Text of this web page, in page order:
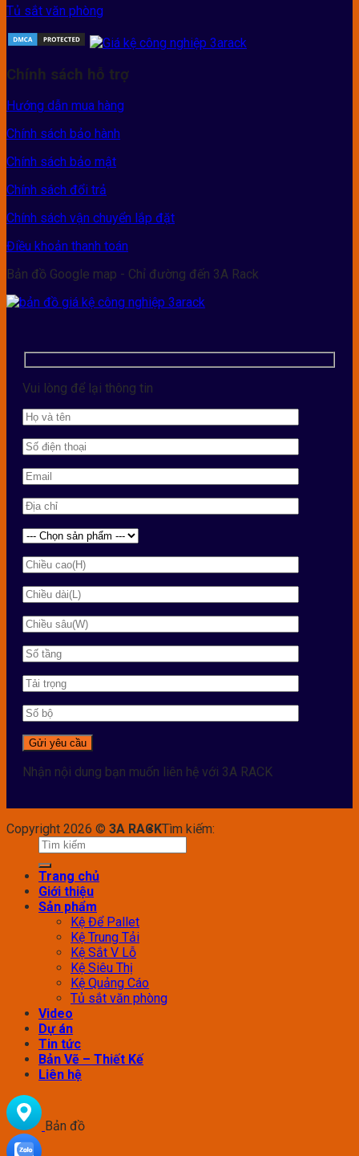
Tủ sắt văn phòng
Chính sách hỗ trợ
Hướng dẫn mua hàng
Chính sách bảo hành
Chính sách bảo mật
Chính sách đổi trả
Chính sách vận chuyển lắp đặt
Điều khoản thanh toán
Bản đồ Google map - Chỉ đường đến 3A Rack
Vui lòng để lại thông tin
Nhận nội dung bạn muốn liên hệ với 3A RACK
Copyright 2026 © 3A RACKTìm kiếm:
Trang chủ
Giới thiệu
Sản phẩm
Kệ Để Pallet
Kệ Trung Tải
Kệ Sắt V Lỗ
Kệ Siêu Thị
Kệ Quảng Cáo
Tủ sắt văn phòng
Video
Dự án
Tin tức
Bản Vẽ – Thiết Kế
Liên hệ
Bản đồ